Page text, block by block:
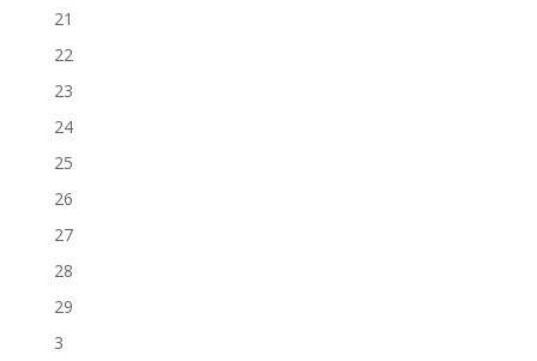
21
22
23
24
25
26
27
28
29
3